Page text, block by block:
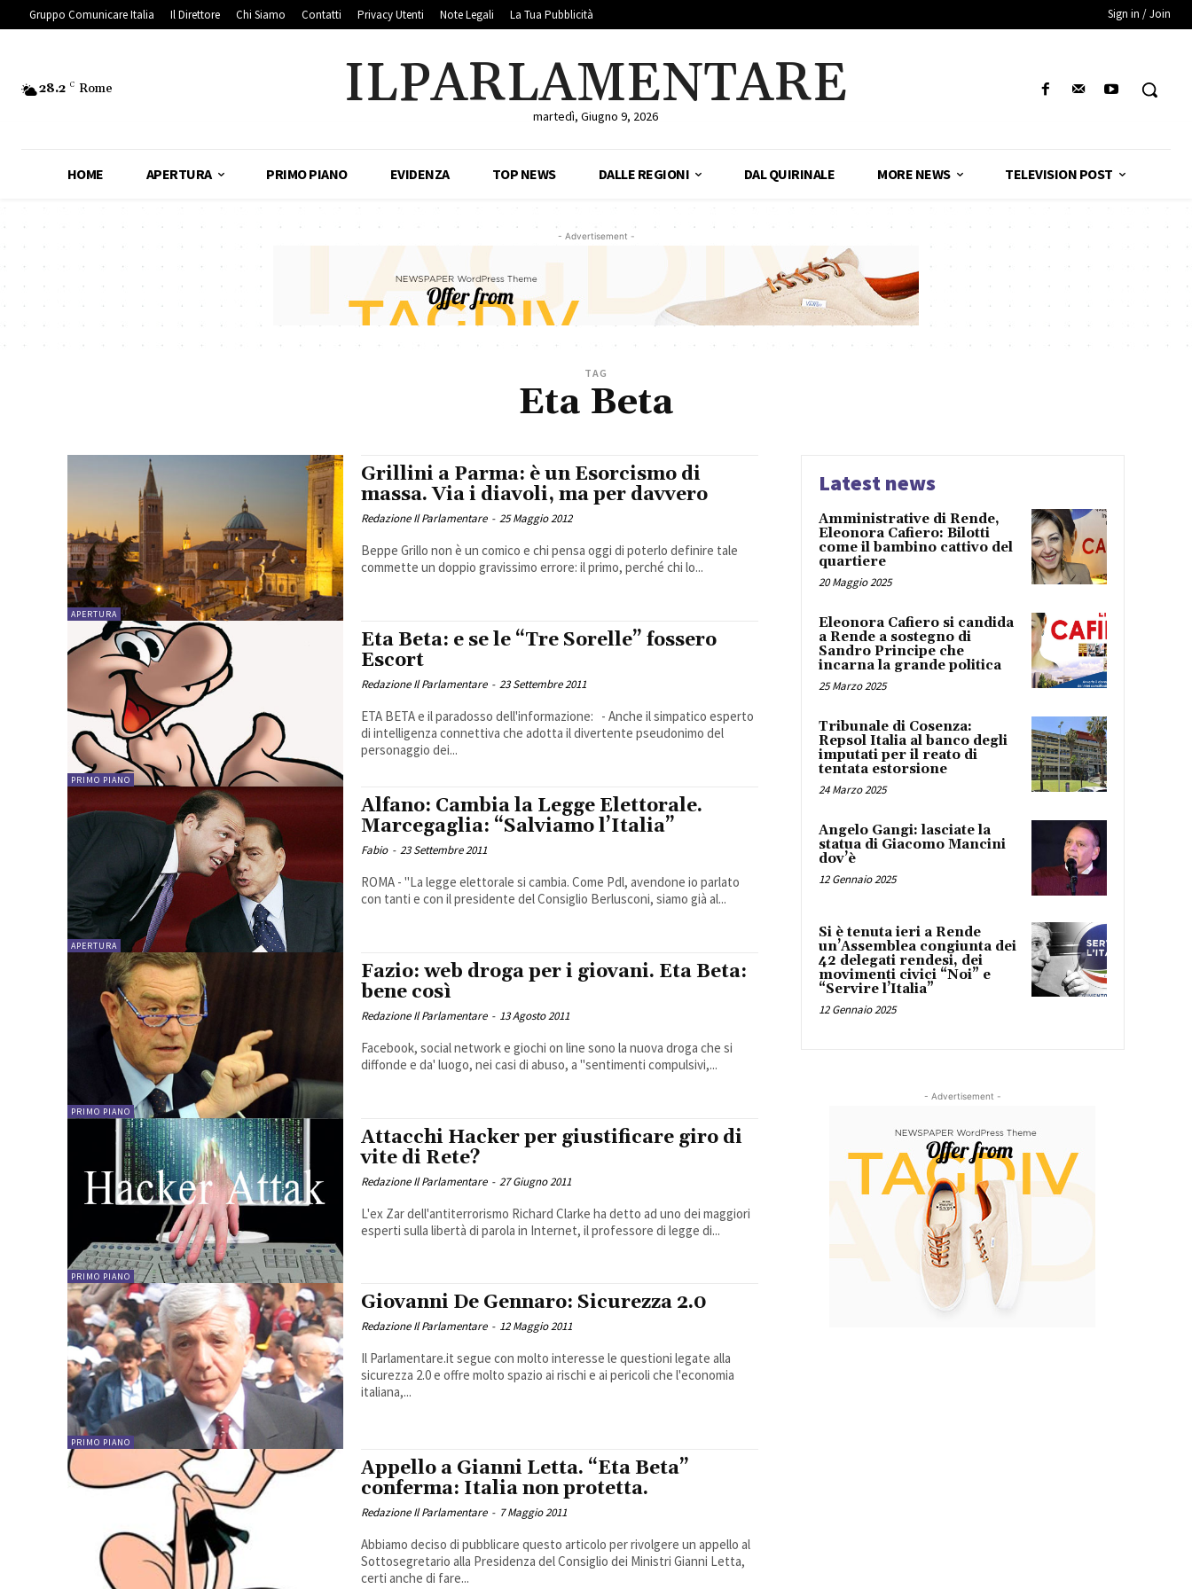
Gruppo Comunicare Italia Il Direttore Chi Siamo Contatti Privacy Utenti Note Legali La Tua Pubblicità Sign in / Join
28.2 C Rome ILPARLAMENTARE
martedì, Giugno 9, 2026
HOME APERTURA PRIMO PIANO EVIDENZA TOP NEWS DALLE REGIONI DAL QUIRINALE MORE NEWS TELEVISION POST
- Advertisement -
TAG
Eta Beta
APERTURA
Grillini a Parma: è un Esorcismo di
massa. Via i diavoli, ma per davvero
Redazione Il Parlamentare - 25 Maggio 2012
Beppe Grillo non è un comico e chi pensa oggi di poterlo definire tale
commette un doppio gravissimo errore: il primo, perché chi lo...
PRIMO PIANO
Eta Beta: e se le “Tre Sorelle” fossero
Escort
Redazione Il Parlamentare - 23 Settembre 2011
ETA BETA e il paradosso dell'informazione: - Anche il simpatico esperto
di intelligenza connettiva che adotta il divertente pseudonimo del
personaggio dei...
APERTURA
Alfano: Cambia la Legge Elettorale.
Marcegaglia: “Salviamo l’Italia”
Fabio - 23 Settembre 2011
ROMA - "La legge elettorale si cambia. Come Pdl, avendone io parlato
con tanti e con il presidente del Consiglio Berlusconi, siamo già al...
PRIMO PIANO
Fazio: web droga per i giovani. Eta Beta:
bene così
Redazione Il Parlamentare - 13 Agosto 2011
Facebook, social network e giochi on line sono la nuova droga che si
diffonde e da' luogo, nei casi di abuso, a ''sentimenti compulsivi,...
PRIMO PIANO
Attacchi Hacker per giustificare giro di
vite di Rete?
Redazione Il Parlamentare - 27 Giugno 2011
L'ex Zar dell'antiterrorismo Richard Clarke ha detto ad uno dei maggiori
esperti sulla libertà di parola in Internet, il professore di legge di...
PRIMO PIANO
Giovanni De Gennaro: Sicurezza 2.0
Redazione Il Parlamentare - 12 Maggio 2011
Il Parlamentare.it segue con molto interesse le questioni legate alla
sicurezza 2.0 e offre molto spazio ai rischi e ai pericoli che l'economia
italiana,...
Appello a Gianni Letta. “Eta Beta”
conferma: Italia non protetta.
Redazione Il Parlamentare - 7 Maggio 2011
Abbiamo deciso di pubblicare questo articolo per rivolgere un appello al
Sottosegretario alla Presidenza del Consiglio dei Ministri Gianni Letta,
certi anche di fare...
Latest news
Amministrative di Rende,
Eleonora Cafiero: Bilotti
come il bambino cattivo del
quartiere
20 Maggio 2025
Eleonora Cafiero si candida
a Rende a sostegno di
Sandro Principe che
incarna la grande politica
25 Marzo 2025
Tribunale di Cosenza:
Repsol Italia al banco degli
imputati per il reato di
tentata estorsione
24 Marzo 2025
Angelo Gangi: lasciate la
statua di Giacomo Mancini
dov’è
12 Gennaio 2025
Si è tenuta ieri a Rende
un’Assemblea congiunta dei
42 delegati rendesi, dei
movimenti civici “Noi” e
“Servire l’Italia”
12 Gennaio 2025
- Advertisement -